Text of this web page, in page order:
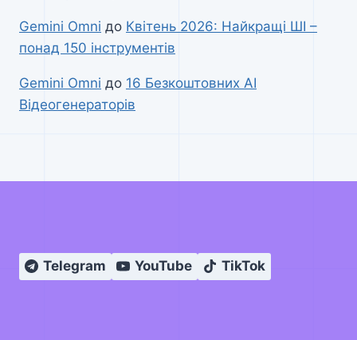
Gemini Omni до Квітень 2026: Найкращі ШІ –
понад 150 інструментів
Gemini Omni до 16 Безкоштовних AI
Відеогенераторів
Telegram YouTube TikTok